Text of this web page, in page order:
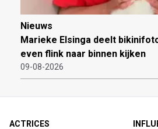
Nieuws
Marieke Elsinga deelt
even flink naar binnen kijken
09-08-2026
ACTRICES